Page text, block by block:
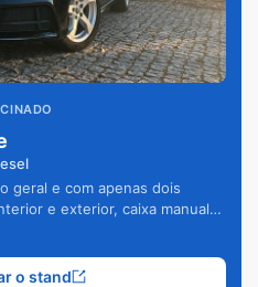
geral e com apenas dois
e exterior, caixa manual
o stand